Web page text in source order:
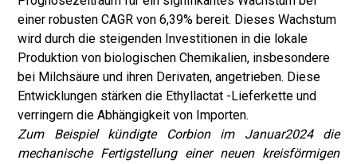
einer robusten CAGR von 6,39% bereit. Dieses Wachstum
wird durch die steigenden Investitionen in die lokale
Produktion von biologischen Chemikalien, insbesondere
bei Milchsäure und ihren Derivaten, angetrieben. Diese
Entwicklungen stärken die Ethyllactat -Lieferkette und
verringern die Abhängigkeit von Importen.
Zum Beispiel kündigte Corbion im Januar2024 die
mechanische Fertigstellung einer neuen kreisförmigen